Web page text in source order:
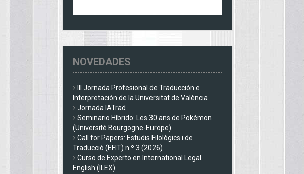
NOVEDADES
III Jornada Profesional de Traducción e
Interpretación de la Universitat de València
Jornada IATrad
Seminario Híbrido: Les 30 ans de Pokémon
(Université Bourgogne-Europe)
Call for Papers: Estudis Filològics i de
Traducció (EFIT) n.º 3 (2026)
Curso de Experto en International Legal
English (ILEX)